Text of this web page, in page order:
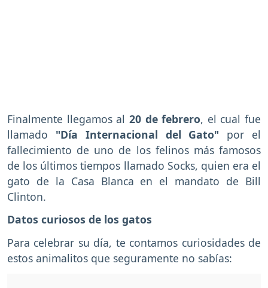
Finalmente llegamos al 20 de febrero, el cual fue
llamado "Día Internacional del Gato" por el
fallecimiento de uno de los felinos más famosos
de los últimos tiempos llamado Socks, quien era el
gato de la Casa Blanca en el mandato de Bill
Clinton.
Datos curiosos de los gatos
Para celebrar su día, te contamos curiosidades de
estos animalitos que seguramente no sabías: